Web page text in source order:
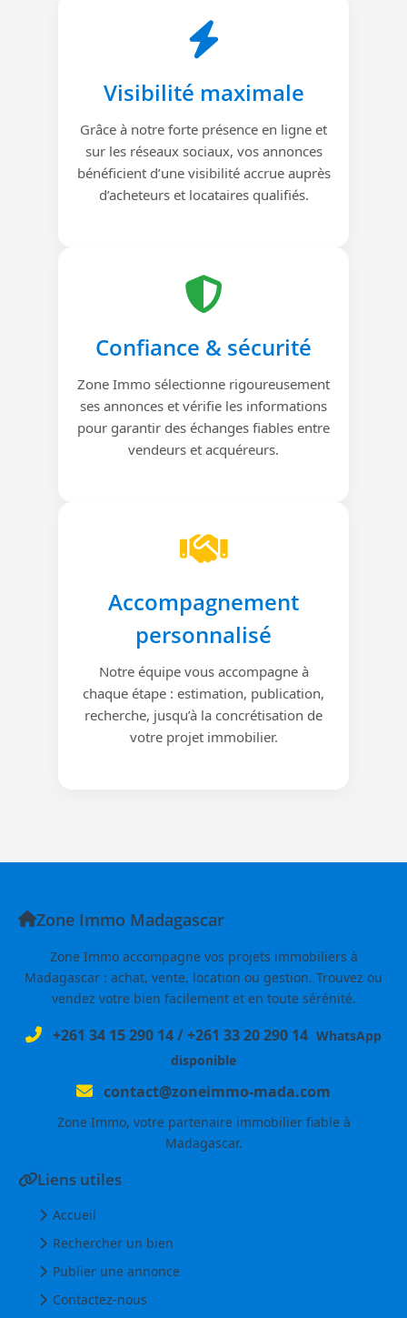
Visibilité maximale
Grâce à notre forte présence en ligne et
sur les réseaux sociaux, vos annonces
bénéficient d’une visibilité accrue auprès
d’acheteurs et locataires qualifiés.
Confiance & sécurité
Zone Immo sélectionne rigoureusement
ses annonces et vérifie les informations
pour garantir des échanges fiables entre
vendeurs et acquéreurs.
Accompagnement
personnalisé
Notre équipe vous accompagne à
chaque étape : estimation, publication,
recherche, jusqu’à la concrétisation de
votre projet immobilier.
Zone Immo Madagascar
Zone Immo accompagne vos projets immobiliers à
Madagascar : achat, vente, location ou gestion. Trouvez ou
vendez votre bien facilement et en toute sérénité.
+261 34 15 290 14/+261 33 20 290 14 WhatsApp
disponible
contact@zoneimmo-mada.com
Zone Immo, votre partenaire immobilier fiable à
Madagascar.
Liens utiles
Accueil
Rechercher un bien
Publier une annonce
Contactez-nous